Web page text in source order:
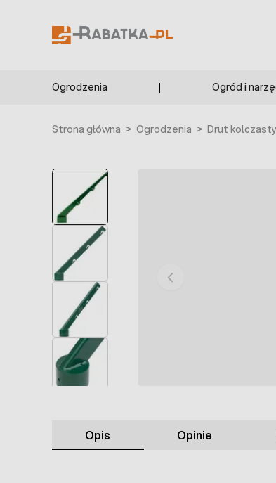
Ogrodzenia Ogród i
Strona główna > Ogrodzenia > Drut kolczasty
Opis Opinie